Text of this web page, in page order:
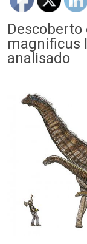
Descoberto
magnificus
analisado